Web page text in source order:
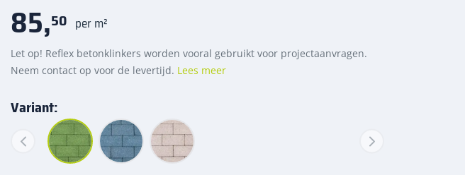
85,50 per m²
Let op! Reflex betonklinkers worden vooral gebruikt voor projectaanvragen.
Neem contact op voor de levertijd. Lees meer
Variant: